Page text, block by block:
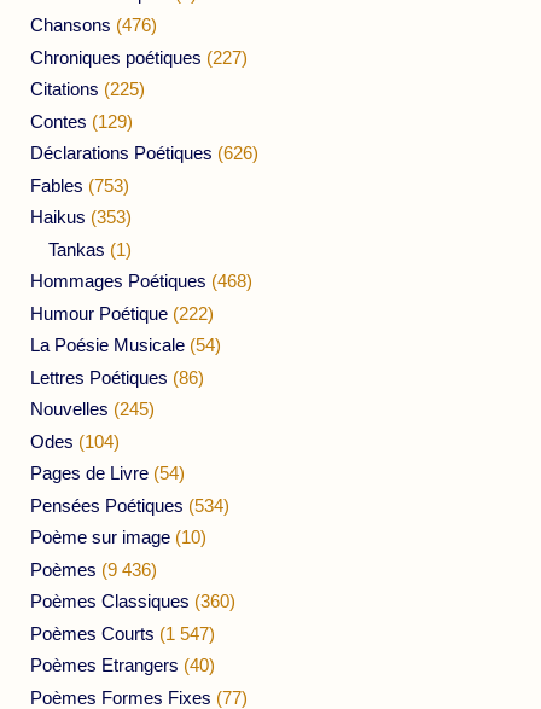
Chansons (476)
Chroniques poétiques (227)
Citations (225)
Contes (129)
Déclarations Poétiques (626)
Fables (753)
Haikus (353)
Tankas (1)
Hommages Poétiques (468)
Humour Poétique (222)
La Poésie Musicale (54)
Lettres Poétiques (86)
Nouvelles (245)
Odes (104)
Pages de Livre (54)
Pensées Poétiques (534)
Poème sur image (10)
Poèmes (9 436)
Poèmes Classiques (360)
Poèmes Courts (1 547)
Poèmes Etrangers (40)
Poèmes Formes Fixes (77)